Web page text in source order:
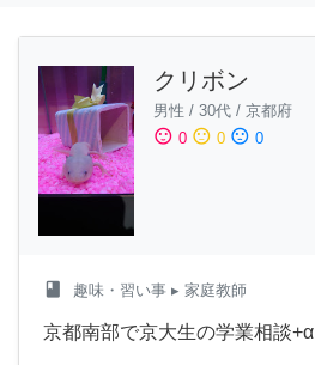
クリボン
男性 / 30代 / 京都府
sentiment_satisfied 0 sentiment_neutral 0 sentiment_dissatisfied 0
class 趣味・習い事 ▸ 家庭教師
京都南部で京大生の学業相談+α